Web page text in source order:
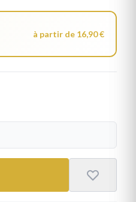
à partir de 16,90 €